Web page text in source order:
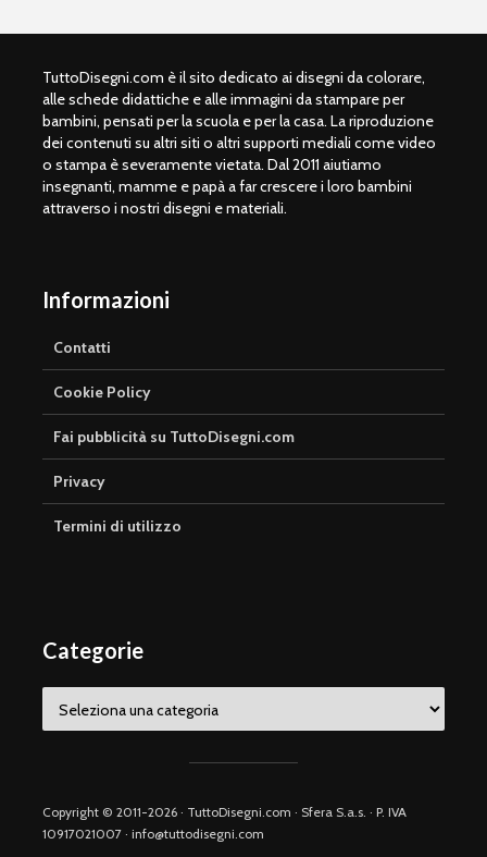
TuttoDisegni.com è il sito dedicato ai disegni da colorare,
alle schede didattiche e alle immagini da stampare per
bambini, pensati per la scuola e per la casa. La riproduzione
dei contenuti su altri siti o altri supporti mediali come video
o stampa è severamente vietata. Dal 2011 aiutiamo
insegnanti, mamme e papà a far crescere i loro bambini
attraverso i nostri disegni e materiali.
Informazioni
Contatti
Cookie Policy
Fai pubblicità su TuttoDisegni.com
Privacy
Termini di utilizzo
Categorie
Copyright © 2011-2026 · TuttoDisegni.com · Sfera S.a.s. · P. IVA
10917021007 · info@tuttodisegni.com